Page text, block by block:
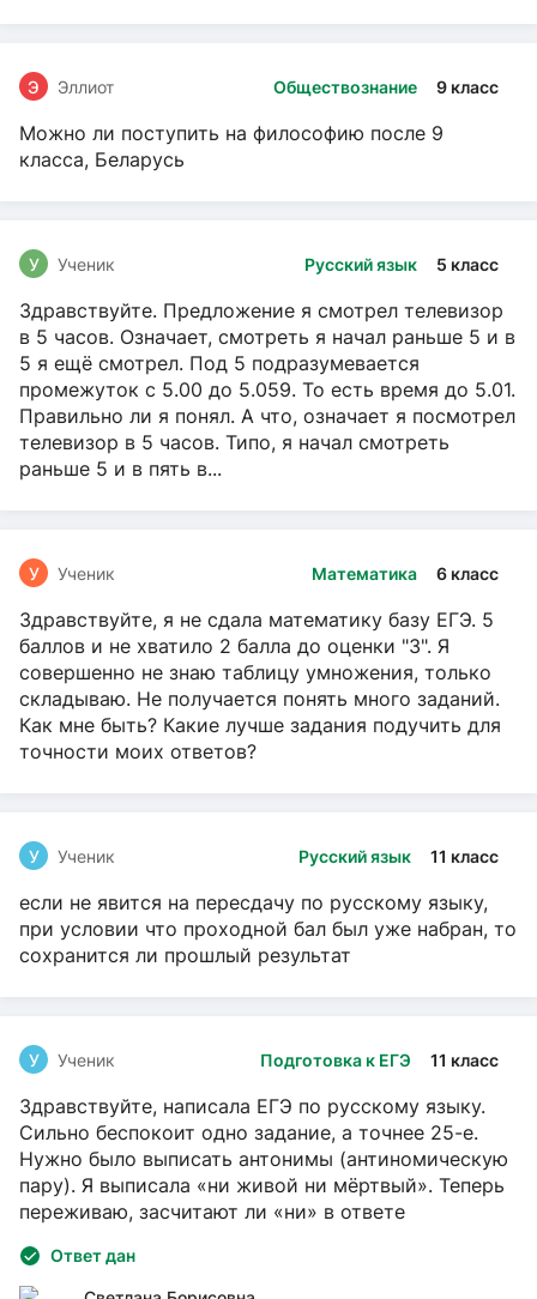
Обществознание 9 класс
Э Эллиот
Можно ли поступить на философию после 9
класса, Беларусь
Русский язык 5 класс
У Ученик
Здравствуйте. Предложение я смотрел телевизор
в 5 часов. Означает, смотреть я начал раньше 5 и в
5 я ещё смотрел. Под 5 подразумевается
промежуток с 5.00 до 5.059. То есть время до 5.01.
Правильно ли я понял. А что, означает я посмотрел
телевизор в 5 часов. Типо, я начал смотреть
раньше 5 и в пять в...
Математика 6 класс
У Ученик
Здравствуйте, я не сдала математику базу ЕГЭ. 5
баллов и не хватило 2 балла до оценки "3". Я
совершенно не знаю таблицу умножения, только
складываю. Не получается понять много заданий.
Как мне быть? Какие лучше задания подучить для
точности моих ответов?
Русский язык 11 класс
У Ученик
если не явится на пересдачу по русскому языку,
при условии что проходной бал был уже набран, то
сохранится ли прошлый результат
Подготовка к ЕГЭ 11 класс
У Ученик
Здравствуйте, написала ЕГЭ по русскому языку.
Сильно беспокоит одно задание, а точнее 25-е.
Нужно было выписать антонимы (антиномическую
пару). Я выписала «ни живой ни мёртвый». Теперь
переживаю, засчитают ли «ни» в ответе
Ответ дан